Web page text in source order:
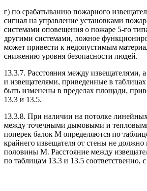
г) по срабатыванию пожарного
сигнал на управление установками
системами оповещения о пожаре 5-го
другими системами, ложное
может привести к недопустимым
снижению уровня безопасности людей.
13.3.7. Расстояния между извещателями,
и извещателями, приведенные в
быть изменены в пределах площади,
13.3 и 13.5.
13.3.8. При наличии на потолке
между точечными дымовыми и
поперек балок М определяются по
крайнего извещателя от стены не
половины М. Расстояние между
по таблицам 13.3 и 13.5 соответственно,